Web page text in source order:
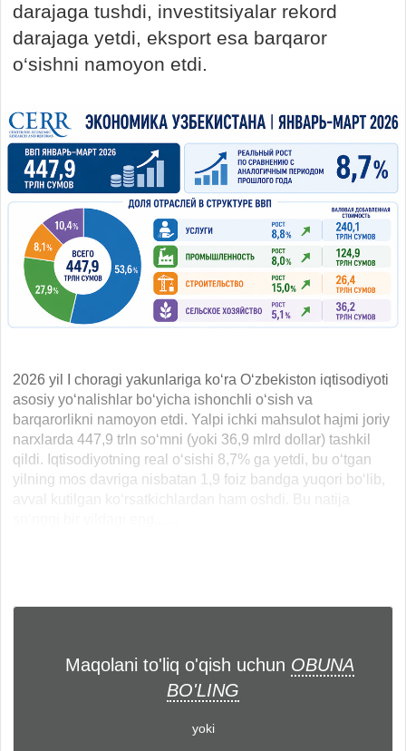
darajaga tushdi, investitsiyalar rekord
darajaga yetdi, eksport esa barqaror
o‘sishni namoyon etdi.
2026 yil I choragi yakunlariga ko‘ra O‘zbekiston iqtisodiyoti
asosiy yo‘nalishlar bo‘yicha ishonchli o‘sish va
barqarorlikni namoyon etdi. Yalpi ichki mahsulot hajmi joriy
narxlarda 447,9 trln so‘mni (yoki 36,9 mlrd dollar) tashkil
qildi. Iqtisodiyotning real o‘sishi 8,7% ga yetdi, bu o‘tgan
yilning mos davriga nisbatan 1,9 foiz bandga yuqori bo‘lib,
Maqolani to'liq o'qish uchun OBUNA
BO'LING
yoki